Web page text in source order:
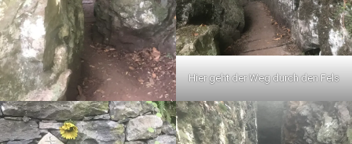
Hier geht der Weg durch den Fels